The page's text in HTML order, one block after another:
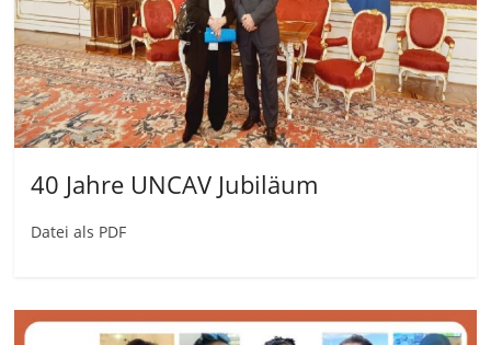
40 Jahre UNCAV Jubiläum
Datei als PDF